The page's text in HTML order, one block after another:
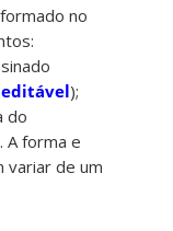
no
);
do
A forma e
variar de um